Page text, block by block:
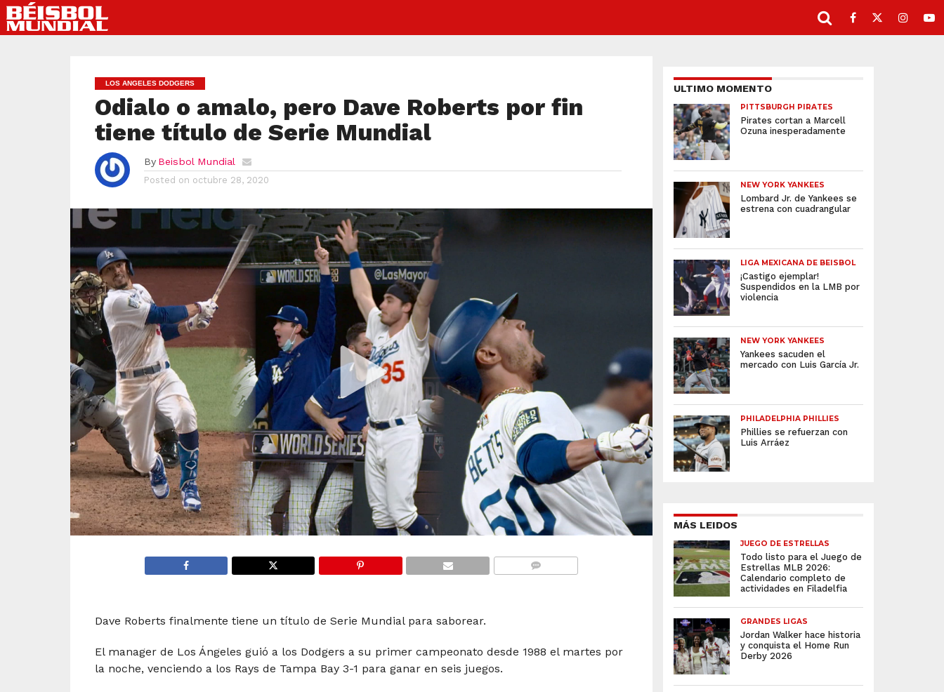
LOS ANGELES DODGERS
Odialo o amalo, pero Dave Roberts por fin
tiene título de Serie Mundial
By Beisbol Mundial
Posted on octubre 28, 2020
Dave Roberts finalmente tiene un título de Serie Mundial para saborear.
El manager de Los Ángeles guió a los Dodgers a su primer campeonato desde 1988 el martes por
la noche, venciendo a los Rays de Tampa Bay 3-1 para ganar en seis juegos.
ULTIMO MOMENTO
PITTSBURGH PIRATES
Pirates cortan a Marcell
Ozuna inesperadamente
NEW YORK YANKEES
Lombard Jr. de Yankees se
estrena con cuadrangular
LIGA MEXICANA DE BEISBOL
¡Castigo ejemplar!
Suspendidos en la LMB por
violencia
NEW YORK YANKEES
Yankees sacuden el
mercado con Luis García Jr.
PHILADELPHIA PHILLIES
Phillies se refuerzan con
Luis Arráez
MÁS LEIDOS
JUEGO DE ESTRELLAS
Todo listo para el Juego de
Estrellas MLB 2026:
Calendario completo de
actividades en Filadelfia
GRANDES LIGAS
Jordan Walker hace historia
y conquista el Home Run
Derby 2026